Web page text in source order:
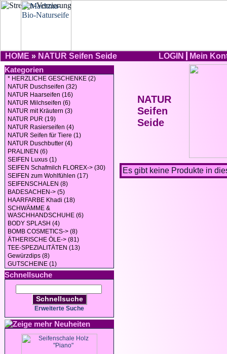
HOME » NATUR Seifen Seide LOGIN
Mein
Kategorien
* HERZLICHE GESCHENKE (2)
NATUR Duschseifen (32)
NATUR Haarseifen (16)
NATUR Milchseifen (6)
NATUR mit Kräutern (3)
NATUR PUR (19)
NATUR Rasierseifen (4)
NATUR Seifen für Tiere (1)
NATUR Duschbutter (4)
PRALINEN (6)
SEIFEN Luxus (1)
SEIFEN Schafmilch FLOREX-> (30)
SEIFEN zum Wohlfühlen (17)
SEIFENSCHALEN (8)
BADESACHEN-> (5)
HAARFARBE Khadi (18)
SCHWÄMME &
WASCHHANDSCHUHE (6)
BODY SPLASH (4)
BOMB COSMETICS-> (8)
ÄTHERISCHE ÖLE-> (81)
TEE-SPEZIALITÄTEN (13)
Gewürzdips (8)
GUTSCHEINE (1)
Schnellsuche
Schnellsuche
Erweiterte Suche
Neuheiten
NATUR
Seifen
Seide
Es gibt keine Produkte in